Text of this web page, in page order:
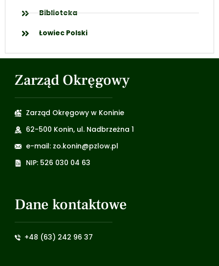
Biblioteka
Łowiec Polski
Zarząd Okręgowy
Zarząd Okręgowy w Koninie
62-500 Konin, ul. Nadbrzeżna 1
e-mail: zo.konin@pzlow.pl
NIP: 526 030 04 63
Dane kontaktowe
+48 (63) 242 96 37